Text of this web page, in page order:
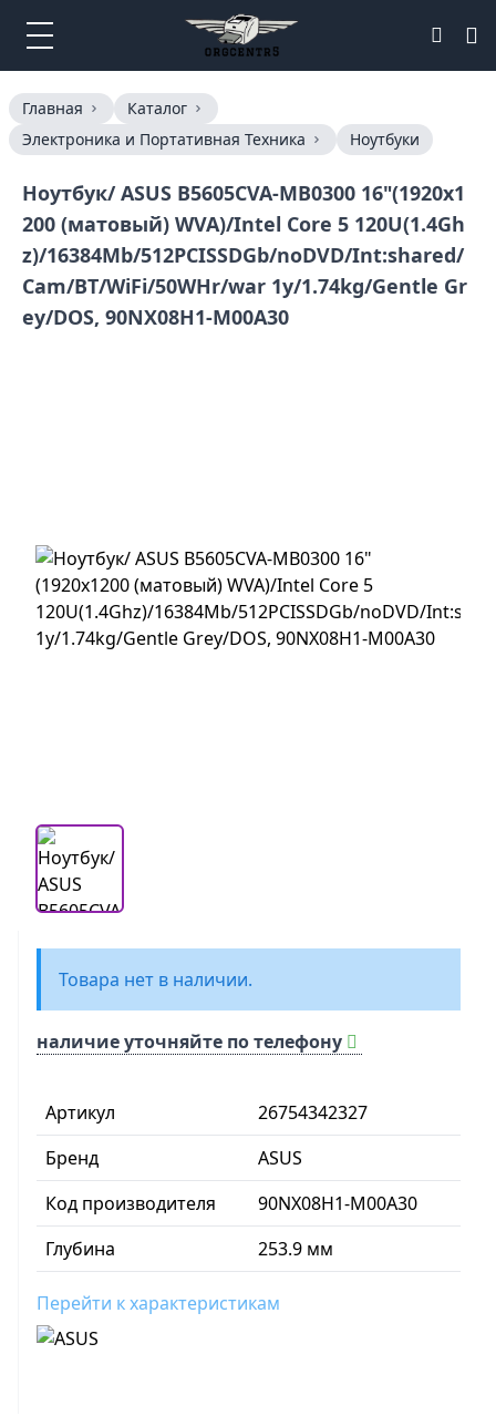
Главная
Каталог
Электроника и Портативная Техника
Ноутбуки
Ноутбук/ ASUS B5605CVA-MB0300 16"(1920x1
200 (матовый) WVA)/Intel Core 5 120U(1.4Gh
z)/16384Mb/512PCISSDGb/noDVD/Int:shared/
Cam/BT/WiFi/50WHr/war 1y/1.74kg/Gentle Gr
ey/DOS, 90NX08H1-M00A30
Артикул
26754342327
Бренд
ASUS
Код производителя
90NX08H1-M00A30
Глубина
253.9 мм
Перейти к характеристикам
Товара нет в наличии.
наличие уточняйте по телефону